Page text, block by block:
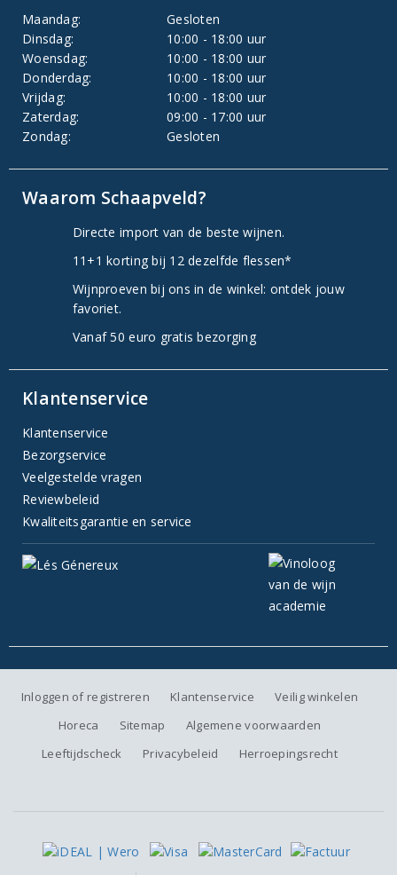
Maandag:
Gesloten
Dinsdag:
10:00 - 18:00 uur
Woensdag:
10:00 - 18:00 uur
Donderdag:
10:00 - 18:00 uur
Vrijdag:
10:00 - 18:00 uur
Zaterdag:
09:00 - 17:00 uur
Zondag:
Gesloten
Waarom Schaapveld?
Directe import van de beste wijnen.
11+1 korting bij 12 dezelfde flessen*
Wijnproeven bij ons in de winkel: ontdek jouw
favoriet.
Vanaf 50 euro gratis bezorging
Klantenservice
Klantenservice
Bezorgservice
Veelgestelde vragen
Reviewbeleid
Kwaliteitsgarantie en service
Inloggen of registreren Klantenservice
Veilig winkelen
Horeca
Sitemap
Algemene voorwaarden
Leeftijdscheck
Privacybeleid Herroepingsrecht